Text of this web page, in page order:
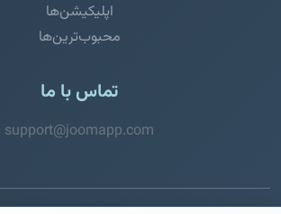
اپلیکیشن‌ها
محبوب‌ترین‌ها
تماس با ما
support@joomapp.com